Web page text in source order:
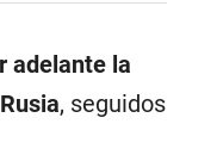
adelante la
, seguidos